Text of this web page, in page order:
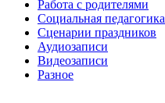
Работа с родителями
Социальная педагогика
Сценарии праздников
Аудиозаписи
Видеозаписи
Разное